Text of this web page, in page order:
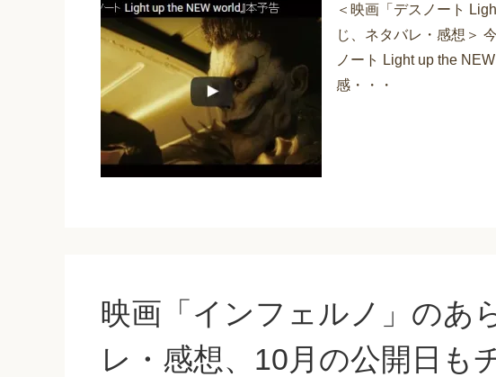
＜映画「デスノート
じ、ネタバレ・感想＞
ノート Light up the
感・・・
映画「インフェルノ」のあ
レ・感想、10月の公開日も